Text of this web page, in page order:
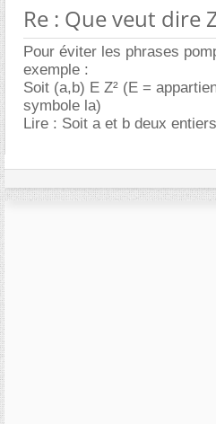
Re : Que veut dire
Pour éviter les phrases
exemple :
Soit (a,b) E Z² (E =
symbole la)
Lire : Soit a et b deux